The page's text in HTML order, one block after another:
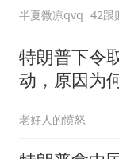
半夏微凉qvq 42跟
特朗普下令
动，原因为
老好人的愤怒